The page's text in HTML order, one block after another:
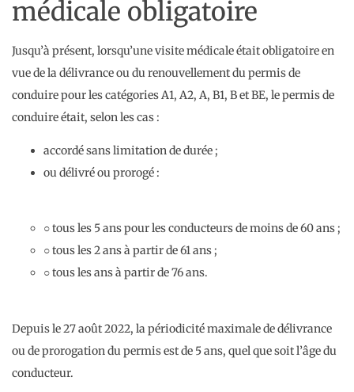
médicale obligatoire
Jusqu’à présent, lorsqu’une visite médicale était obligatoire en
vue de la délivrance ou du renouvellement du permis de
conduire pour les catégories A1, A2, A, B1, B et BE, le permis de
conduire était, selon les cas :
accordé sans limitation de durée ;
ou délivré ou prorogé :
○ tous les 5 ans pour les conducteurs de moins de 60 ans ;
○ tous les 2 ans à partir de 61 ans ;
○ tous les ans à partir de 76 ans.
Depuis le 27 août 2022, la périodicité maximale de délivrance
ou de prorogation du permis est de 5 ans, quel que soit l’âge du
conducteur.